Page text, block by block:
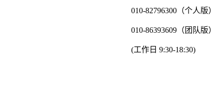
010-82796300（个人版）
010-86393609（团队版）
(工作日 9:30-18:30)